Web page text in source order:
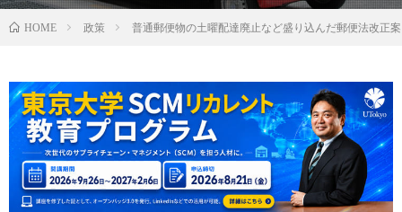
HOME 政策 普通郵便物の土曜配達廃止など盛り込んだ郵便法改正